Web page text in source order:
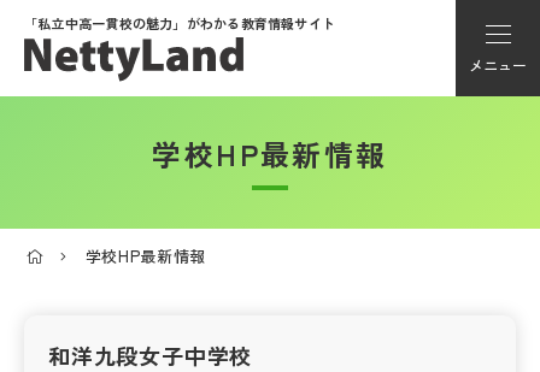
「私立中高一貫校の魅力」がわかる教育情報サイト
メニュー
アカウント登録
学校選び
学校HP最新情報
学校HP最新情報
和洋九段女子中学校